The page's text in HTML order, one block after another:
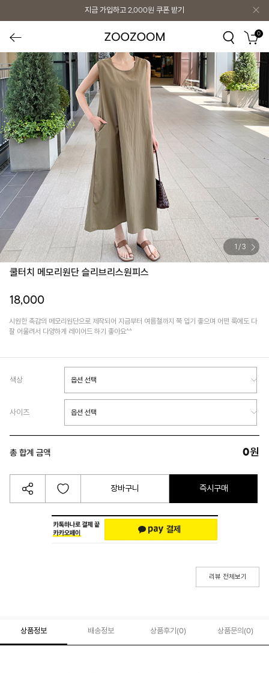
지금 가입하고 2,000원 쿠폰 받기
0
/ 3
쿨터치 메모리원단 슬리브리스원피스
18,000
시원한 촉감의 메모리원단으로 제작되어 지금부터 여름철까지 쭉 입기 좋으며 어떤 룩에도 다
잘 어울려서 다양하게 레이어드 하기 좋아요^^
색상
사이즈
총 합계 금액 0원
장바구니 즉시구매
리뷰 전체보기
상품정보 배송정보 상품후기(0) 상품문의 (0)